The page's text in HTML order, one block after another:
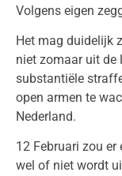
Volgens eigen
Het mag duidelijk
niet zomaar uit de
substantiële
open armen te
Nederland.
12 Februari zou
wel of niet wordt